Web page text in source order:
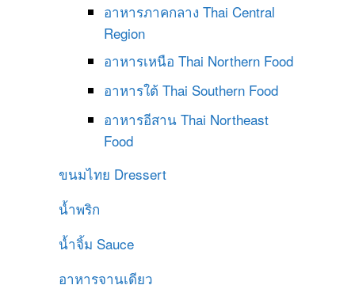
อาหารภาคกลาง Thai Central
Region
อาหารเหนือ Thai Northern Food
อาหารใต้ Thai Southern Food
อาหารอีสาน Thai Northeast
Food
ขนมไทย Dressert
น้ำพริก
น้ำจิ้ม Sauce
อาหารจานเดียว